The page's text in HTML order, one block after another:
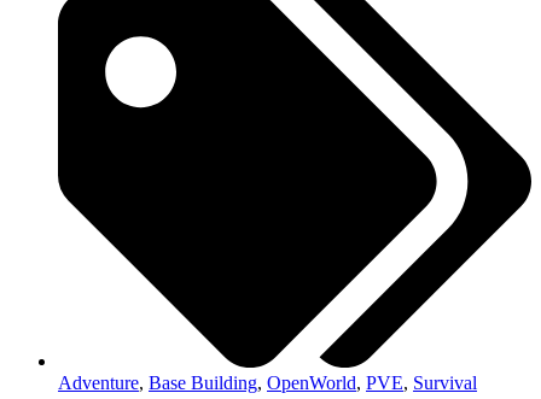
Adventure, Base Building, OpenWorld, PVE, Survival